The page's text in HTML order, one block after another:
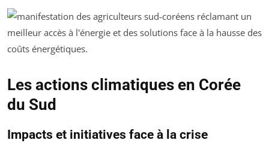
Les actions climatiques en Corée
du Sud
Impacts et initiatives face à la crise